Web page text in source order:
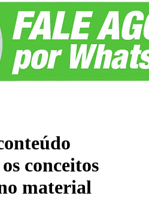
conceitos
material